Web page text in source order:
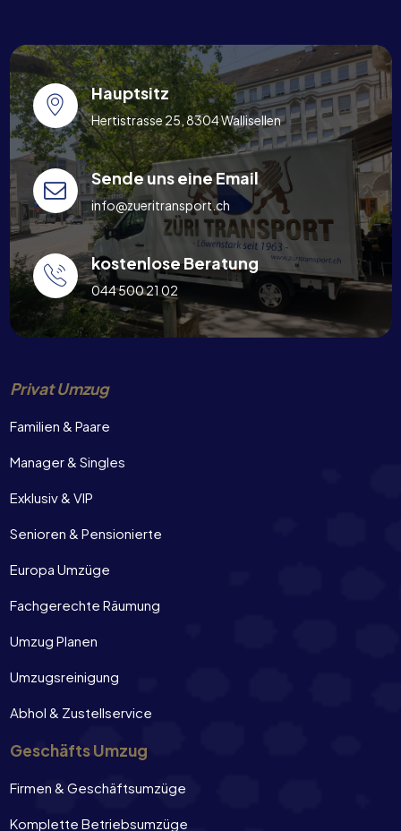
Hauptsitz
Hertistrasse 25, 8304 Wallisellen
Sende uns eine Email
info@zueritransport.ch
kostenlose Beratung
044 500 21 02
Privat Umzug
Familien & Paare
Manager & Singles
Exklusiv & VIP
Senioren & Pensionierte
Europa Umzüge
Fachgerechte Räumung
Umzug Planen
Umzugsreinigung
Abhol & Zustellservice
Geschäfts Umzug
Firmen & Geschäftsumzüge
Komplette Betriebsumzüge